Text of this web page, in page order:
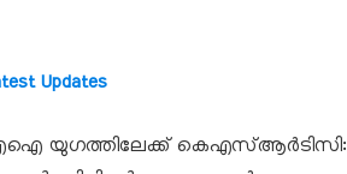
Updates
യുഗത്തിലേക്ക് കെഎസ്ആർടിസി: